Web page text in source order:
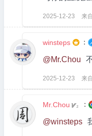
2025-12-23 来
winsteps  ：
@Mr.Chou
2025-12-23 来
Mr.Chou 2 ：
@winsteps